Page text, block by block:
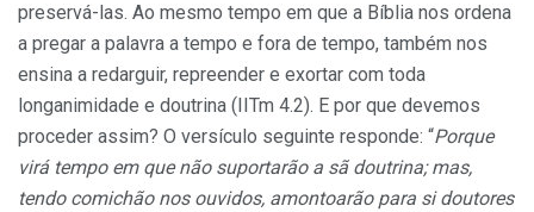
preservá-las. Ao mesmo tempo em que a Bíblia nos ordena
a pregar a palavra a tempo e fora de tempo, também nos
ensina a redarguir, repreender e exortar com toda
longanimidade e doutrina (IITm 4.2). E por que devemos
proceder assim? O versículo seguinte responde: “Porque
virá tempo em que não suportarão a sã doutrina; mas,
tendo comichão nos ouvidos, amontoarão para si doutores